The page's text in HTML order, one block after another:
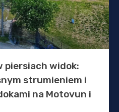
piersiach widok:
strumieniem i
na Motovun i